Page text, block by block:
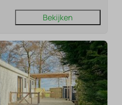
Bekijken